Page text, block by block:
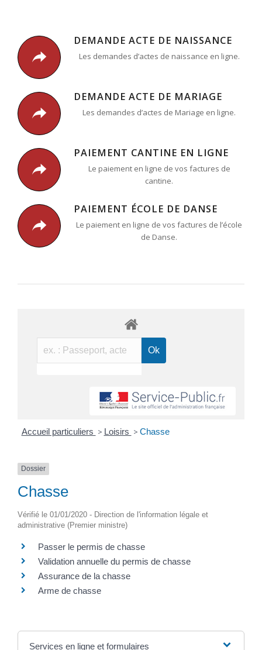
DEMANDE ACTE DE NAISSANCE
Les demandes d’actes de naissance en ligne.
DEMANDE ACTE DE MARIAGE
Les demandes d’actes de Mariage en ligne.
PAIEMENT CANTINE EN LIGNE
Le paiement en ligne de vos factures de
cantine.
PAIEMENT ÉCOLE DE DANSE
Le paiement en ligne de vos factures de l’école
de Danse.
Accueil particuliers > Loisirs > Chasse
Dossier
Chasse
Vérifié le 01/01/2020 - Direction de l'information légale et
administrative (Premier ministre)
Passer le permis de chasse
Validation annuelle du permis de chasse
Assurance de la chasse
Arme de chasse
Services en ligne et formulaires